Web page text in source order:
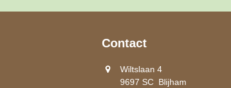
Contact
Wiltslaan 4
9697 SC Blijham